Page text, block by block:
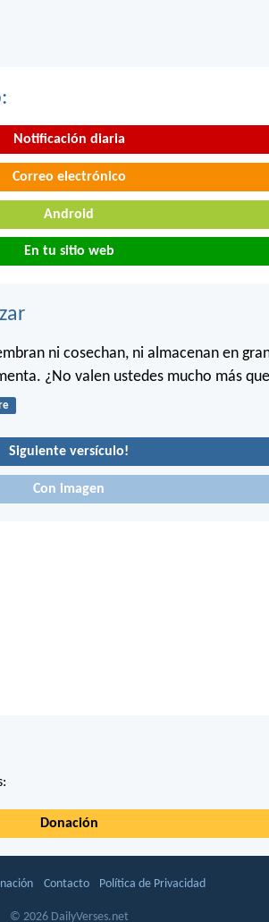
Notificación diaria
Correo electrónico
Android
En tu sitio web
ni cosechan, ni almacenan en
¿No valen ustedes mucho más
Siguiente versículo!
Con imagen
Donación
Contacto Política de Privacidad
© 2026 DailyVerses.net